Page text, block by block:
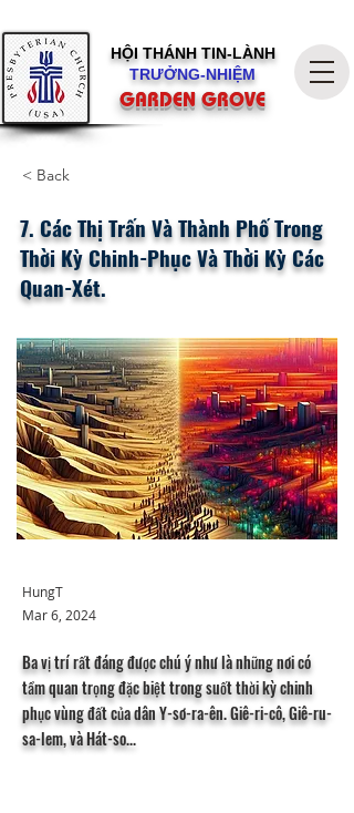
HỘI THÁNH TIN-LÀNH
TRƯỞNG-NHIỆM
GARDEN GROVE
< Back
7. Các Thị Trấn Và Thành Phố Trong
Thời Kỳ Chinh-Phục Và Thời Kỳ Các
Quan-Xét.
HungT
Mar 6, 2024
Ba vị trí rất đáng được chú ý như là những nơi có
tầm quan trọng đặc biệt trong suốt thời kỳ chinh
phục vùng đất của dân Y-sơ-ra-ên. Giê-ri-cô, Giê-ru-
sa-lem, và Hát-so...